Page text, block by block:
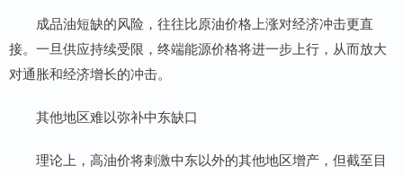
成品油短缺的风险，往往比原油价格上涨对经济冲击更直
接。一旦供应持续受限，终端能源价格将进一步上行，从而放大
对通胀和经济增长的冲击。
其他地区难以弥补中东缺口
理论上，高油价将刺激中东以外的其他地区增产，但截至目